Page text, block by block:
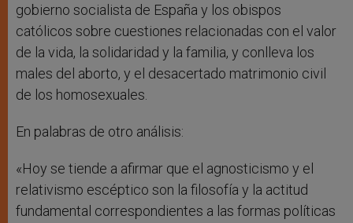
gobierno socialista de España y los obispos
católicos sobre cuestiones relacionadas con el valor
de la vida, la solidaridad y la familia, y conlleva los
males del aborto, y el desacertado matrimonio civil
de los homosexuales.
En palabras de otro análisis:
«Hoy se tiende a afirmar que el agnosticismo y el
relativismo escéptico son la filosofía y la actitud
fundamental correspondientes a las formas políticas